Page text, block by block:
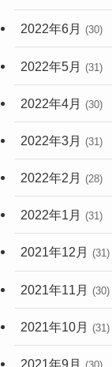
2022年6月 (30)
2022年5月 (31)
2022年4月 (30)
2022年3月 (31)
2022年2月 (28)
2022年1月 (31)
2021年12月 (31)
2021年11月 (30)
2021年10月 (31)
2021年9月